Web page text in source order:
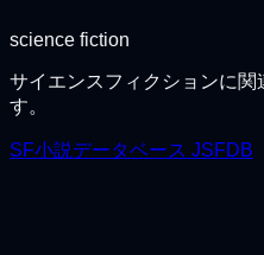
science fiction
サイエンスフィクションに関
す。
SF小説データベース JSFDB